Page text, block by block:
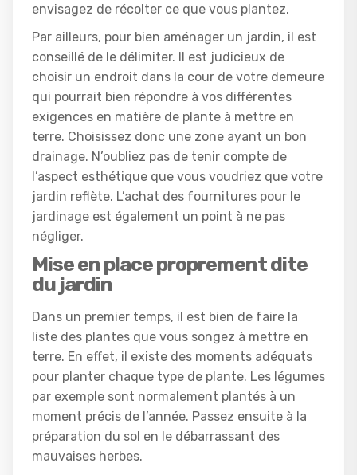
envisagez de récolter ce que vous plantez.
Par ailleurs, pour bien aménager un jardin, il est
conseillé de le délimiter. Il est judicieux de
choisir un endroit dans la cour de votre demeure
qui pourrait bien répondre à vos différentes
exigences en matière de plante à mettre en
terre. Choisissez donc une zone ayant un bon
drainage. N’oubliez pas de tenir compte de
l’aspect esthétique que vous voudriez que votre
jardin reflète. L’achat des fournitures pour le
jardinage est également un point à ne pas
négliger.
Mise en place proprement dite
du jardin
Dans un premier temps, il est bien de faire la
liste des plantes que vous songez à mettre en
terre. En effet, il existe des moments adéquats
pour planter chaque type de plante. Les légumes
par exemple sont normalement plantés à un
moment précis de l’année. Passez ensuite à la
préparation du sol en le débarrassant des
mauvaises herbes.